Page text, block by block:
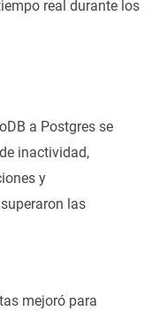
real durante los
a Postgres se
inactividad,
y
las
mejoró para